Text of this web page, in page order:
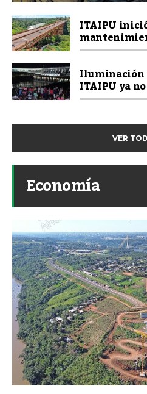
ITAIPU
Iluminación
ITAIPU ya
VER
Economía